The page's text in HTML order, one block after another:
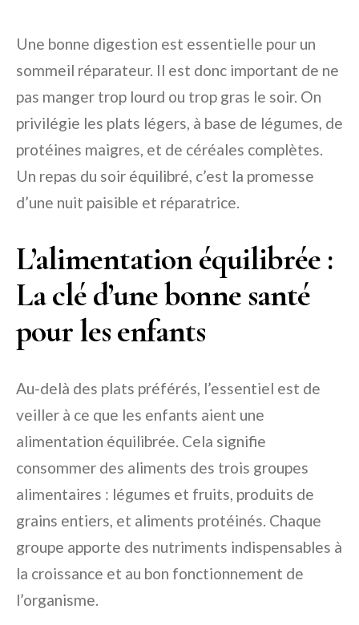
Une bonne digestion est essentielle pour un
sommeil réparateur. Il est donc important de ne
pas manger trop lourd ou trop gras le soir. On
privilégie les plats légers, à base de légumes, de
protéines maigres, et de céréales complètes.
Un repas du soir équilibré, c’est la promesse
d’une nuit paisible et réparatrice.
L’alimentation équilibrée :
La clé d’une bonne santé
pour les enfants
Au-delà des plats préférés, l’essentiel est de
veiller à ce que les enfants aient une
alimentation équilibrée. Cela signifie
consommer des aliments des trois groupes
alimentaires : légumes et fruits, produits de
grains entiers, et aliments protéinés. Chaque
groupe apporte des nutriments indispensables à
la croissance et au bon fonctionnement de
l’organisme.